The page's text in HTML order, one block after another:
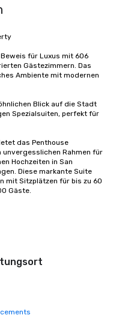
für Luxus mit 606
Gästezimmern. Das
Ambiente mit modernen
Blick auf die Stadt
Spezialsuiten, perfekt für
das Penthouse
Rahmen für
Hochzeiten in San
Diese markante Suite
mit Sitzplätzen für bis zu 60
Gäste.